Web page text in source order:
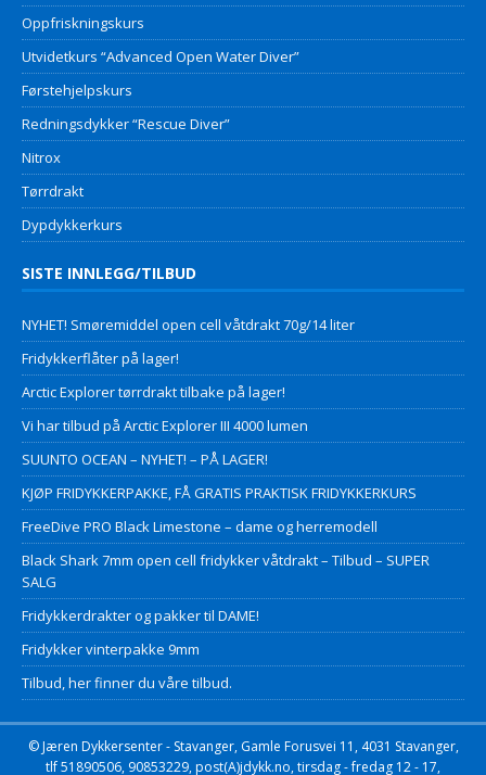
Oppfriskningskurs
Utvidetkurs “Advanced Open Water Diver”
Førstehjelpskurs
Redningsdykker “Rescue Diver”
Nitrox
Tørrdrakt
Dypdykkerkurs
SISTE INNLEGG/TILBUD
NYHET! Smøremiddel open cell våtdrakt 70g/14 liter
Fridykkerflåter på lager!
Arctic Explorer tørrdrakt tilbake på lager!
Vi har tilbud på Arctic Explorer III 4000 lumen
SUUNTO OCEAN – NYHET! – PÅ LAGER!
KJØP FRIDYKKERPAKKE, FÅ GRATIS PRAKTISK FRIDYKKERKURS
FreeDive PRO Black Limestone – dame og herremodell
Black Shark 7mm open cell fridykker våtdrakt – Tilbud – SUPER
SALG
Fridykkerdrakter og pakker til DAME!
Fridykker vinterpakke 9mm
Tilbud, her finner du våre tilbud.
© Jæren Dykkersenter - Stavanger, Gamle Forusvei 11, 4031 Stavanger,
tlf 51890506, 90853229, post(A)jdykk.no, tirsdag - fredag 12 - 17,